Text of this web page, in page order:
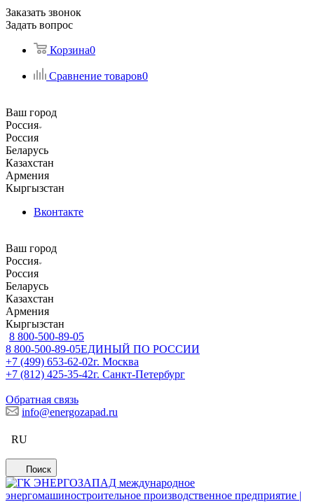
Заказать звонок
Задать вопрос
Корзина0
Сравнение товаров0
Ваш город
Россия
Россия
Беларусь
Казахстан
Армения
Кыргызстан
Вконтакте
Ваш город
Россия
Россия
Беларусь
Казахстан
Армения
Кыргызстан
8 800-500-89-05
8 800-500-89-05ЕДИНЫЙ ПО РОССИИ
+7 (499) 653-62-02г. Москва
+7 (812) 425-35-42г. Санкт-Петербург
Обратная связь
info@energozapad.ru
RU
Поиск